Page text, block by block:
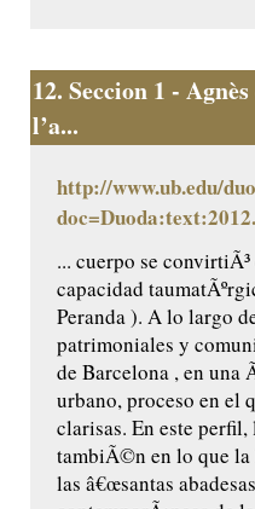
12. Seccion 1 -
l’a...
http://www.ub.edu/
... cuerpo se convirtiÃ³
capacidad
Peranda ). A lo largo
patrimoniales y
de Barcelona , en una
urbano, proceso en el
clarisas. En este
tambiÃ©n en lo que la
las â€œsantas